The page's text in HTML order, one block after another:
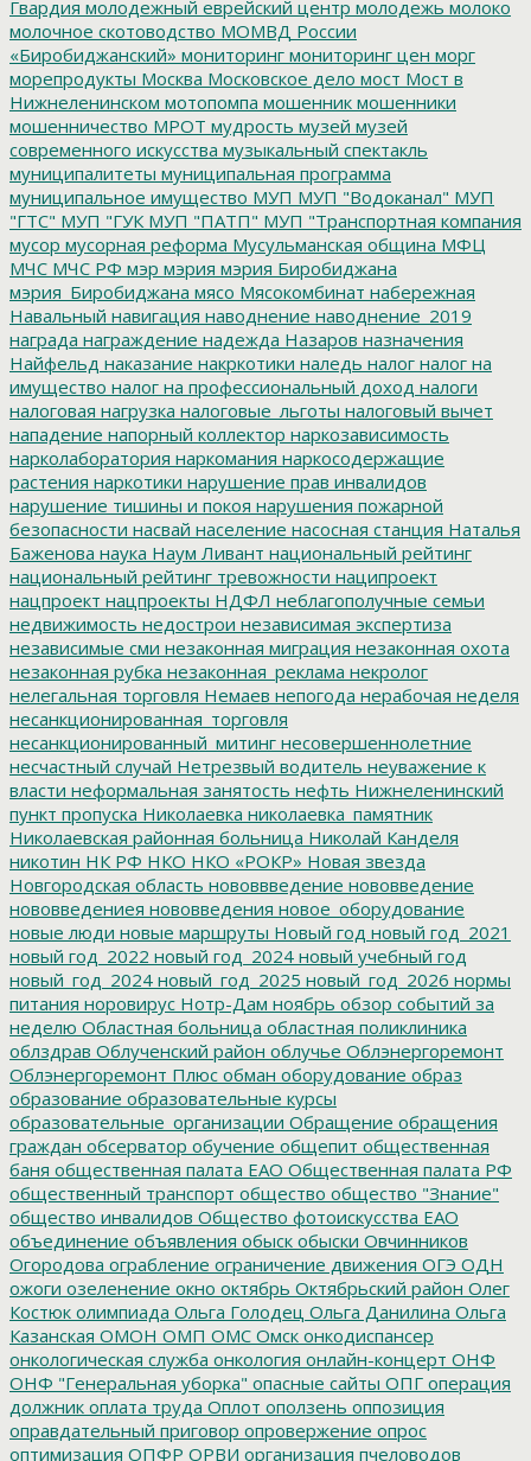
Гвардия молодежный еврейский центр молодежь молоко
молочное скотоводство МОМВД России
«Биробиджанский» мониторинг мониторинг цен морг
морепродукты Москва Московское дело мост Мост в
Нижнеленинском мотопомпа мошенник мошенники
мошенничество МРОТ мудрость музей музей
современного искусства музыкальный спектакль
муниципалитеты муниципальная программа
муниципальное имущество МУП МУП "Водоканал" МУП
"ГТС" МУП "ГУК МУП "ПАТП" МУП "Транспортная компания
мусор мусорная реформа Мусульманская община МФЦ
МЧС МЧС РФ мэр мэрия мэрия Биробиджана
мэрия_Биробиджана мясо Мясокомбинат набережная
Навальный навигация наводнение наводнение_2019
награда награждение надежда Назаров назначения
Найфельд наказание накркотики наледь налог налог на
имущество налог на профессиональный доход налоги
налоговая нагрузка налоговые_льготы налоговый вычет
нападение напорный коллектор наркозависимость
нарколаборатория наркомания наркосодержащие
растения наркотики нарушение прав инвалидов
нарушение тишины и покоя нарушения пожарной
безопасности насвай население насосная станция Наталья
Баженова наука Наум Ливант национальный рейтинг
национальный рейтинг тревожности наципроект
нацпроект нацпроекты НДФЛ неблагополучные семьи
недвижимость недострои независимая экспертиза
независимые сми незаконная миграция незаконная охота
незаконная рубка незаконная_реклама некролог
нелегальная торговля Немаев непогода нерабочая неделя
несанкционированная_торговля
несанкционированный_митинг несовершеннолетние
несчастный случай Нетрезвый водитель неуважение к
власти неформальная занятость нефть Нижнеленинский
пункт пропуска Николаевка николаевка_памятник
Николаевская районная больница Николай Канделя
никотин НК РФ НКО НКО «РОКР» Новая звезда
Новгородская область нововвведение нововведение
нововведениея нововведения новое_оборудование
новые люди новые маршруты Новый год новый год_2021
новый год_2022 новый год_2024 новый учебный год
новый_год_2024 новый_год_2025 новый_год_2026 нормы
питания норовирус Нотр-Дам ноябрь обзор событий за
неделю Областная больница областная поликлиника
облздрав Облученский район облучье Облэнергоремонт
Облэнергоремонт Плюс обман оборудование образ
образование образовательные курсы
образовательные_организации Обращение обращения
граждан обсерватор обучение общепит общественная
баня общественная палата ЕАО Общественная палата РФ
общественный транспорт общество общество "Знание"
общество инвалидов Общество фотоискусства ЕАО
объединение объявления обыск обыски Овчинников
Огородова ограбление ограничение движения ОГЭ ОДН
ожоги озеленение окно октябрь Октябрьский район Олег
Костюк олимпиада Ольга Голодец Ольга Данилина Ольга
Казанская ОМОН ОМП ОМС Омск онкодиспансер
онкологическая служба онкология онлайн-концерт ОНФ
ОНФ "Генеральная уборка" опасные сайты ОПГ операция
должник оплата труда Оплот оползень оппозиция
оправдательный приговор опровержение опрос
оптимизация ОПФР ОРВИ организация пчеловодов